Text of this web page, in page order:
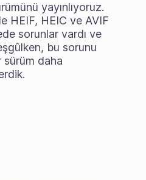
yayınlıyoruz.
HEIF, HEIC ve AVIF
sorunlar vardı ve
bu sorunu
daha